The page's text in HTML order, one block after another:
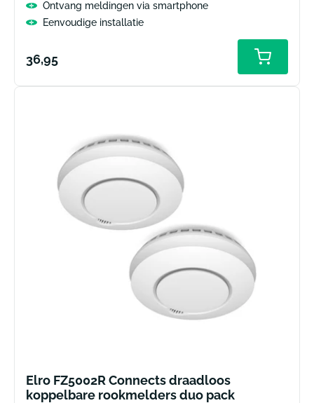
Ontvang meldingen via smartphone
Eenvoudige installatie
Normale
36,95
Elro FZ5002R Connects draadloos
koppelbare rookmelders duo pack